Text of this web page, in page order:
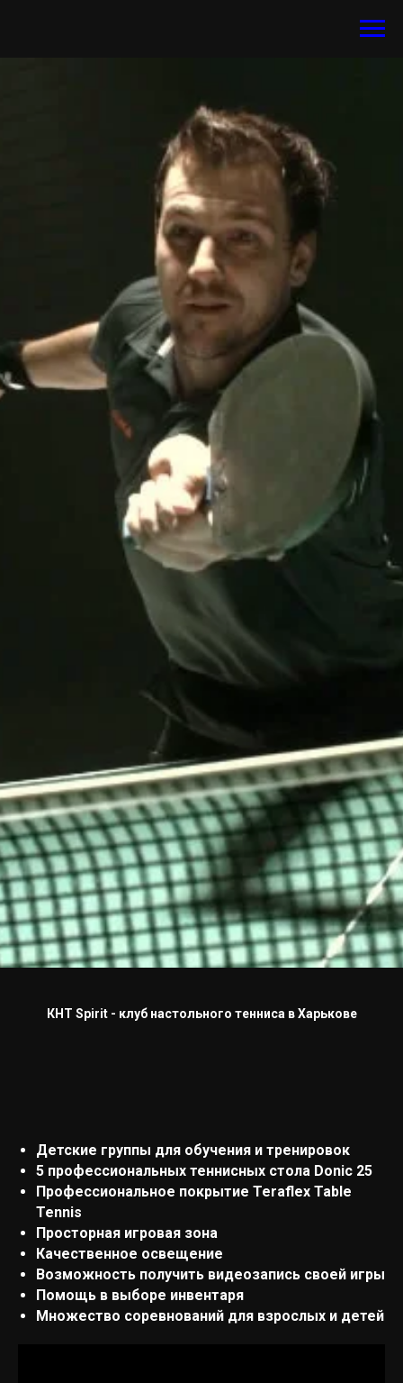
КНТ Spirit - клуб настольного тенниса в Харькове
Детские группы для обучения и тренировок
5 профессиональных теннисных стола Donic 25
Профессиональное покрытие Teraflex Table
Tennis
Просторная игровая зона
Качественное освещение
Возможность получить видеозапись своей игры
Помощь в выборе инвентаря
Множество соревнований для взрослых и детей